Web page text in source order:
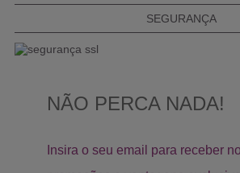
SEGURANÇA